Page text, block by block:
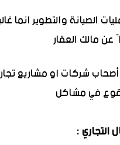
الصيانة والتطوير انما
مالك العقار
شركات او مشاريع
في مشاكل
التجاري :